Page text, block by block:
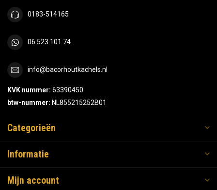
0183-514165
06 523 101 74
info@bacorhoutkachels.nl
KVK nummer: 63390450
btw-nummer: NL855215252B01
Categorieën
Informatie
Mijn account